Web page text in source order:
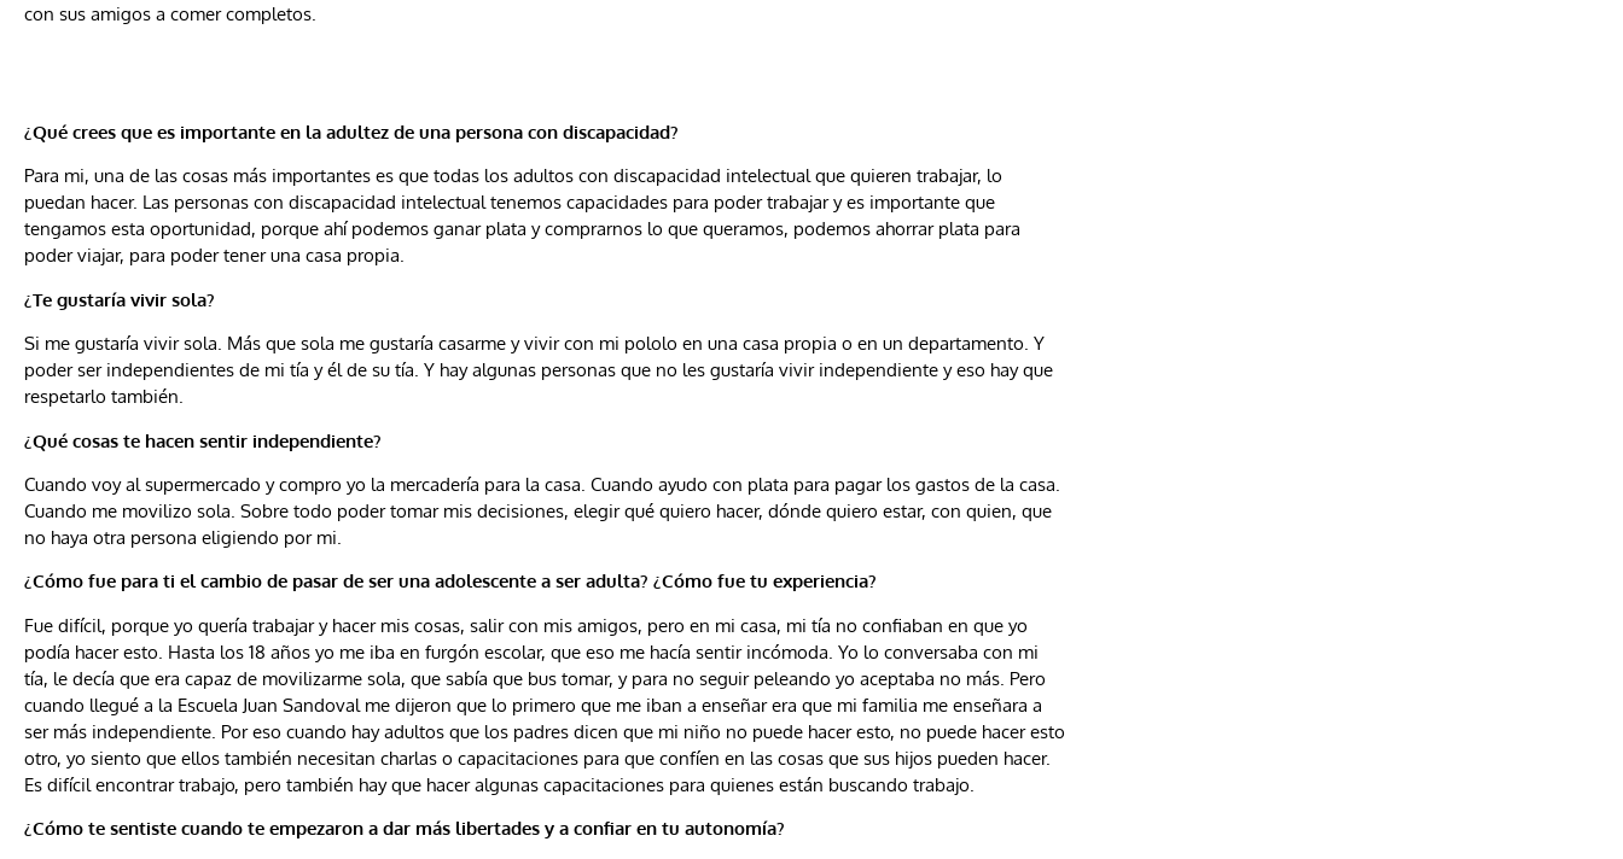
con sus amigos a comer completos.
¿Qué crees que es importante en la adultez de una persona con discapacidad?
Para mi, una de las cosas más importantes es que todas los adultos con discapacidad intelectual que quieren trabajar, lo
puedan hacer. Las personas con discapacidad intelectual tenemos capacidades para poder trabajar y es importante que
tengamos esta oportunidad, porque ahí podemos ganar plata y comprarnos lo que queramos, podemos ahorrar plata para
poder viajar, para poder tener una casa propia.
¿Te gustaría vivir sola?
Si me gustaría vivir sola. Más que sola me gustaría casarme y vivir con mi pololo en una casa propia o en un departamento. Y
poder ser independientes de mi tía y él de su tía. Y hay algunas personas que no les gustaría vivir independiente y eso hay que
respetarlo también.
¿Qué cosas te hacen sentir independiente?
Cuando voy al supermercado y compro yo la mercadería para la casa. Cuando ayudo con plata para pagar los gastos de la casa.
Cuando me movilizo sola. Sobre todo poder tomar mis decisiones, elegir qué quiero hacer, dónde quiero estar, con quien, que
no haya otra persona eligiendo por mi.
¿Cómo fue para ti el cambio de pasar de ser una adolescente a ser adulta? ¿Cómo fue tu experiencia?
Fue difícil, porque yo quería trabajar y hacer mis cosas, salir con mis amigos, pero en mi casa, mi tía no confiaban en que yo
podía hacer esto. Hasta los 18 años yo me iba en furgón escolar, que eso me hacía sentir incómoda. Yo lo conversaba con mi
tía, le decía que era capaz de movilizarme sola, que sabía que bus tomar, y para no seguir peleando yo aceptaba no más. Pero
cuando llegué a la Escuela Juan Sandoval me dijeron que lo primero que me iban a enseñar era que mi familia me enseñara a
ser más independiente. Por eso cuando hay adultos que los padres dicen que mi niño no puede hacer esto, no puede hacer esto
otro, yo siento que ellos también necesitan charlas o capacitaciones para que confíen en las cosas que sus hijos pueden hacer.
Es difícil encontrar trabajo, pero también hay que hacer algunas capacitaciones para quienes están buscando trabajo.
¿Cómo te sentiste cuando te empezaron a dar más libertades y a confiar en tu autonomía?